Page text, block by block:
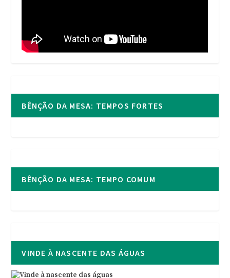
BÊNÇÃO DA MESA: TEMPOS FORTES
BÊNÇÃO DA MESA: TEMPO COMUM
VINDE À NASCENTE DAS ÁGUAS